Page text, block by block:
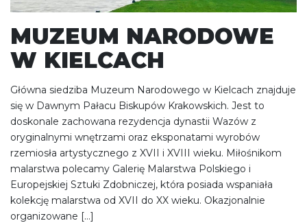
MUZEUM NARODOWE
W KIELCACH
Główna siedziba Muzeum Narodowego w Kielcach znajduje
się w Dawnym Pałacu Biskupów Krakowskich. Jest to
doskonale zachowana rezydencja dynastii Wazów z
oryginalnymi wnętrzami oraz eksponatami wyrobów
rzemiosła artystycznego z XVII i XVIII wieku. Miłośnikom
malarstwa polecamy Galerię Malarstwa Polskiego i
Europejskiej Sztuki Zdobniczej, która posiada wspaniała
kolekcję malarstwa od XVII do XX wieku. Okazjonalnie
organizowane […]